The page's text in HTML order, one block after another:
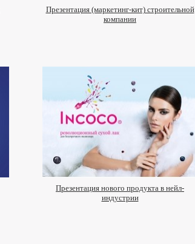
Презентация (маркетинг-кит) строительной
компании
Презентация нового продукта в нейл-
индустрии